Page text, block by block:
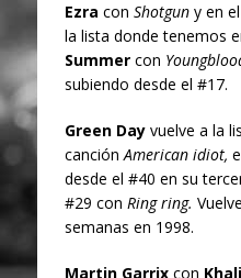
Ezra con Shotguny en
la lista donde tenemos
Summercon
subiendo desde el #17.
Green Dayvuelve a la
canciónAmerican idiot,
desde el #40 en su
#29 con Ring ring.
semanas en 1998.
Martin Garrixcon